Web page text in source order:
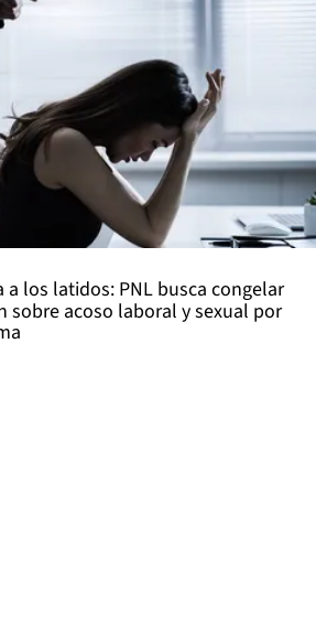
a los latidos: PNL busca congelar
sobre acoso laboral y sexual por